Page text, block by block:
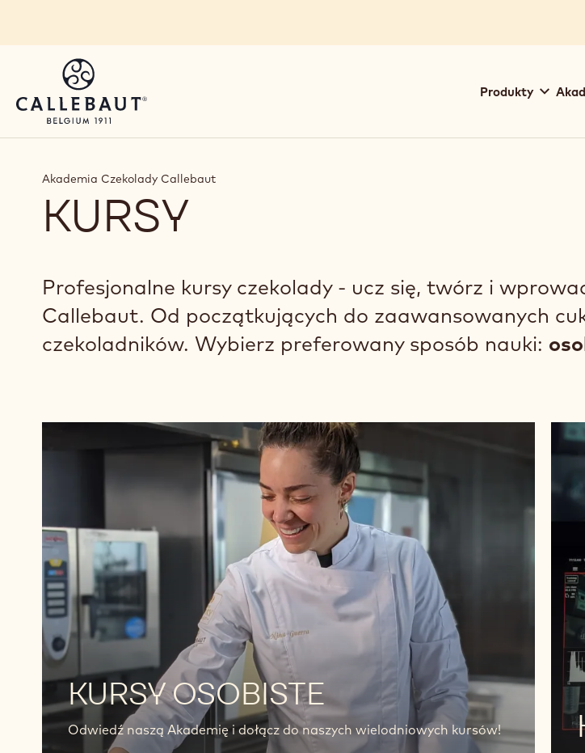
navigation
Produkty
Akademia Czekolady Callebaut
KURSY
Profesjonalne kursy czekolady - ucz się, twórz i
Callebaut. Od początkujących do zaawansowanych
czekoladników. Wybierz preferowany sposób nauki:
KURSY OSOBISTE
Odwiedź naszą Akademię i dołącz do naszych wielodniowych kursów!
Odkryj
więcej
więcej